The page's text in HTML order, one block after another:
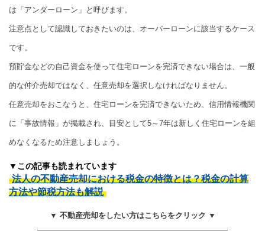
は「アンダーローン」と呼びます。
注意点として認識しておきたいのは、オーバーローンに該当するケース
です。
預貯金などの自己資金を使って住宅ローンを完済できない場合は、一般
的な仲介売却ではなく、任意売却を選択しなければなりません。
任意売却をおこなうと、住宅ローンを完済できないため、信用情報機関
に「事故情報」が掲載され、目安として5～7年は新しく住宅ローンを組
めなくなるため注意しましょう。
▼この記事も読まれています
法人の不動産売却における税金の特徴とは？税金の計算
方法や節税方法も解説
▼ 不動産売却をしたい方はこちらをクリック ▼